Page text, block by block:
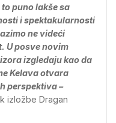
puno lakše sa
i spektakularnosti
ne videći
U posve novim
izgledaju kao da
Kelava otvara
perspektiva –
izložbe Dragan